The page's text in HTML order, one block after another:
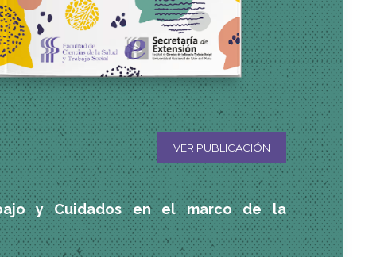
VER PUBLICACIÓN
y Cuidados en el marco de la